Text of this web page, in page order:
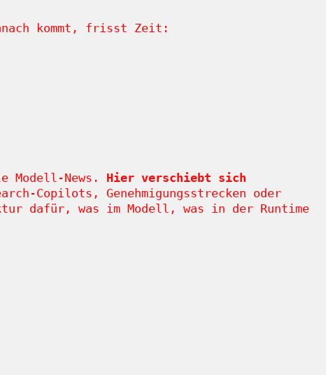
kommt, frisst Zeit:
Modell-News. Hier verschiebt sich
Copilots, Genehmigungsstrecken oder
dafür, was im Modell, was in der Runtime